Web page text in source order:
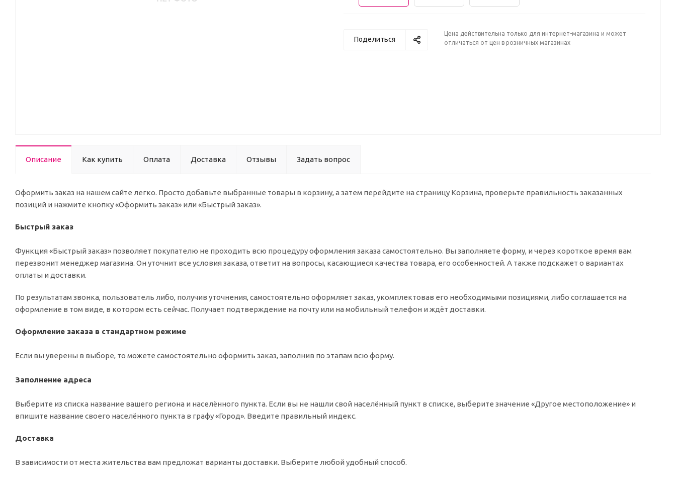
Поделиться
Цена действительна только для интернет-магазина и может
отличаться от цен в розничных магазинах
Описание Как купить Оплата Доставка Отзывы Задать вопрос
Оформить заказ на нашем сайте легко. Просто добавьте выбранные товары в корзину, а затем перейдите на страницу Корзина, проверьте правильность заказанных
позиций и нажмите кнопку «Оформить заказ» или «Быстрый заказ».
Быстрый заказ
Функция «Быстрый заказ» позволяет покупателю не проходить всю процедуру оформления заказа самостоятельно. Вы заполняете форму, и через короткое время вам
перезвонит менеджер магазина. Он уточнит все условия заказа, ответит на вопросы, касающиеся качества товара, его особенностей. А также подскажет о вариантах
оплаты и доставки.
По результатам звонка, пользователь либо, получив уточнения, самостоятельно оформляет заказ, укомплектовав его необходимыми позициями, либо соглашается на
оформление в том виде, в котором есть сейчас. Получает подтверждение на почту или на мобильный телефон и ждёт доставки.
Оформление заказа в стандартном режиме
Если вы уверены в выборе, то можете самостоятельно оформить заказ, заполнив по этапам всю форму.
Заполнение адреса
Выберите из списка название вашего региона и населённого пункта. Если вы не нашли свой населённый пункт в списке, выберите значение «Другое местоположение» и
впишите название своего населённого пункта в графу «Город». Введите правильный индекс.
Доставка
В зависимости от места жительства вам предложат варианты доставки. Выберите любой удобный способ.